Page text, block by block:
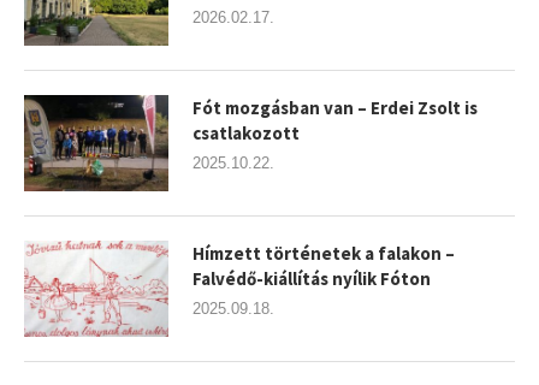
2026.02.17.
Fót mozgásban van – Erdei Zsolt is
csatlakozott
2025.10.22.
Hímzett történetek a falakon –
Falvédő-kiállítás nyílik Fóton
2025.09.18.